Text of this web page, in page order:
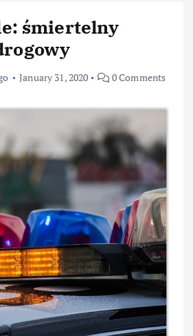
śmiertelny
January 31, 2020 0 Comments